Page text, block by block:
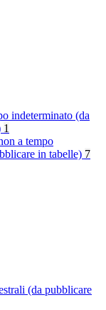
indeterminato (da
1
a tempo
in tabelle) 7
(da pubblicare